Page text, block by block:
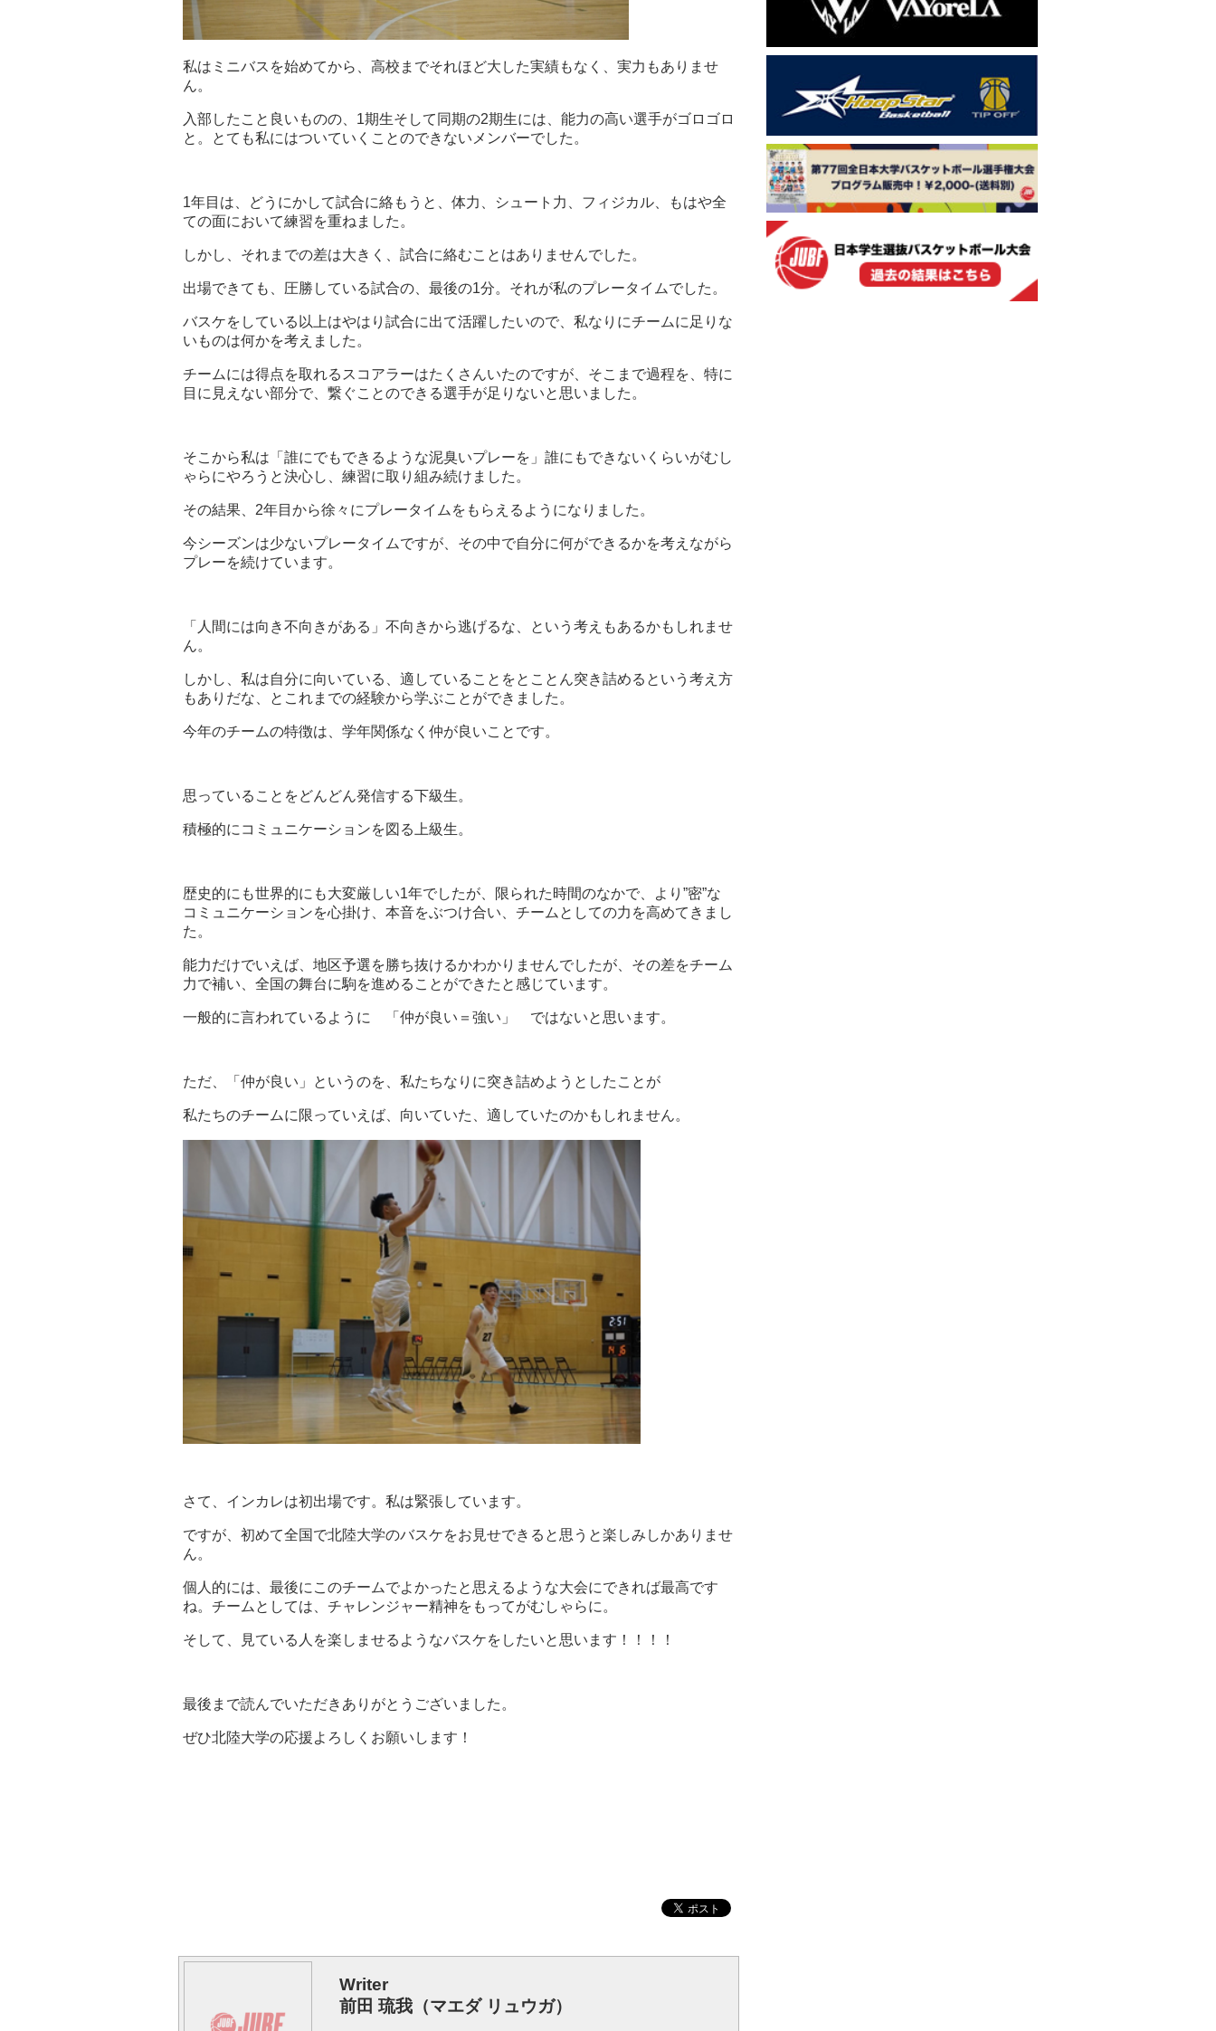
私はミニバスを始めてから、高校までそれほど大した実績もなく、実力もありませ
ん。
入部したこと良いものの、1期生そして同期の2期生には、能力の高い選手がゴロゴロ
と。とても私にはついていくことのできないメンバーでした。
1年目は、どうにかして試合に絡もうと、体力、シュート力、フィジカル、もはや全
ての面において練習を重ねました。
しかし、それまでの差は大きく、試合に絡むことはありませんでした。
出場できても、圧勝している試合の、最後の1分。それが私のプレータイムでした。
バスケをしている以上はやはり試合に出て活躍したいので、私なりにチームに足りな
いものは何かを考えました。
チームには得点を取れるスコアラーはたくさんいたのですが、そこまで過程を、特に
目に見えない部分で、繋ぐことのできる選手が足りないと思いました。
そこから私は「誰にでもできるような泥臭いプレーを」誰にもできないくらいがむし
ゃらにやろうと決心し、練習に取り組み続けました。
その結果、2年目から徐々にプレータイムをもらえるようになりました。
今シーズンは少ないプレータイムですが、その中で自分に何ができるかを考えながら
プレーを続けています。
「人間には向き不向きがある」不向きから逃げるな、という考えもあるかもしれませ
ん。
しかし、私は自分に向いている、適していることをとことん突き詰めるという考え方
もありだな、とこれまでの経験から学ぶことができました。
今年のチームの特徴は、学年関係なく仲が良いことです。
思っていることをどんどん発信する下級生。
積極的にコミュニケーションを図る上級生。
歴史的にも世界的にも大変厳しい1年でしたが、限られた時間のなかで、より”密”な
コミュニケーションを心掛け、本音をぶつけ合い、チームとしての力を高めてきまし
た。
能力だけでいえば、地区予選を勝ち抜けるかわかりませんでしたが、その差をチーム
力で補い、全国の舞台に駒を進めることができたと感じています。
一般的に言われているように 「仲が良い＝強い」 ではないと思います。
ただ、「仲が良い」というのを、私たちなりに突き詰めようとしたことが
私たちのチームに限っていえば、向いていた、適していたのかもしれません。
さて、インカレは初出場です。私は緊張しています。
ですが、初めて全国で北陸大学のバスケをお見せできると思うと楽しみしかありませ
ん。
個人的には、最後にこのチームでよかったと思えるような大会にできれば最高です
ね。チームとしては、チャレンジャー精神をもってがむしゃらに。
そして、見ている人を楽しませるようなバスケをしたいと思います！！！！
最後まで読んでいただきありがとうございました。
ぜひ北陸大学の応援よろしくお願いします！
Writer
前田 琉我（マエダ リュウガ）